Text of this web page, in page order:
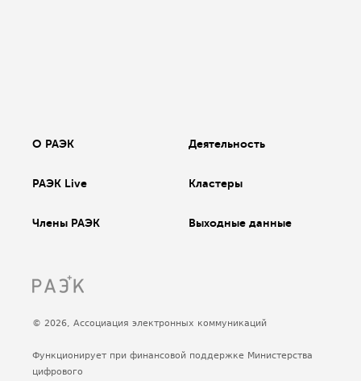
О РАЭК Деятельность
РАЭК Live Кластеры
Члены РАЭК Выходные данные
© 2026, Ассоциация электронных коммуникаций
Функционирует при финансовой поддержке Министерства
цифрового